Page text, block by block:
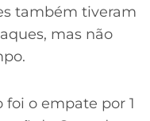
também tiveram
mas não
o empate por 1